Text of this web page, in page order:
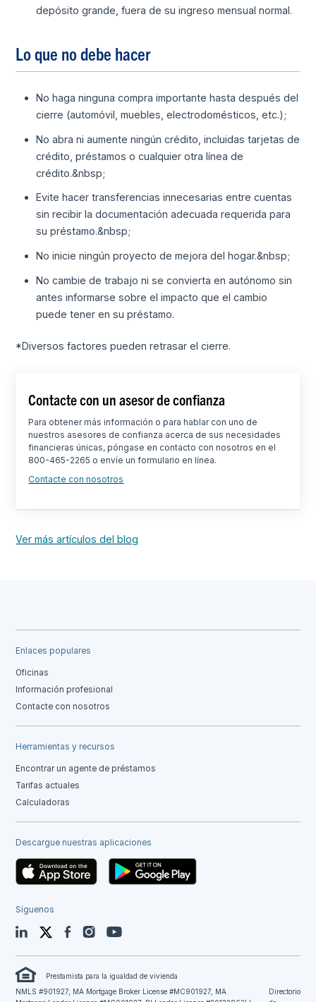
depósito grande, fuera de su ingreso mensual normal.
Lo que no debe hacer
No haga ninguna compra importante hasta después del
cierre (automóvil, muebles, electrodomésticos, etc.);
No abra ni aumente ningún crédito, incluidas tarjetas de
crédito, préstamos o cualquier otra línea de
crédito.&nbsp;
Evite hacer transferencias innecesarias entre cuentas
sin recibir la documentación adecuada requerida para
su préstamo.&nbsp;
No inicie ningún proyecto de mejora del hogar.&nbsp;
No cambie de trabajo ni se convierta en autónomo sin
antes informarse sobre el impacto que el cambio
puede tener en su préstamo.
*Diversos factores pueden retrasar el cierre.
Contacte con un asesor de confianza
Para obtener más información o para hablar con uno de
nuestros asesores de confianza acerca de sus necesidades
financieras únicas, póngase en contacto con nosotros en el
800-465-2265 o envíe un formulario en línea.
Contacte con nosotros
Ver más artículos del blog
Enlaces populares
Oficinas
Información profesional
Contacte con nosotros
Herramientas y recursos
Encontrar un agente de préstamos
Tarifas actuales
Calculadoras
Descargue nuestras aplicaciones
Síguenos
LinkedIn TwitterFacebookInstagramYouTube
Prestamista para la igualdad de vivienda
NMLS #901927, MA Mortgage Broker License #MC901927, MA
Directorio